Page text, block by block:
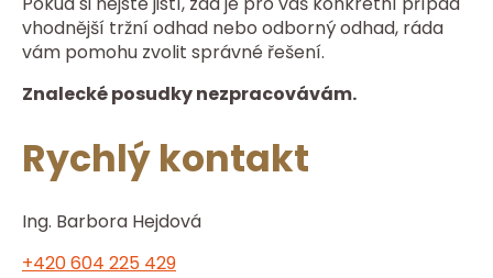
vhodnější tržní odhad nebo odborný odhad, ráda
vám pomohu zvolit správné řešení.
Znalecké posudky nezpracovávám.
Rychlý kontakt
Ing. Barbora Hejdová
+420 604 225 429